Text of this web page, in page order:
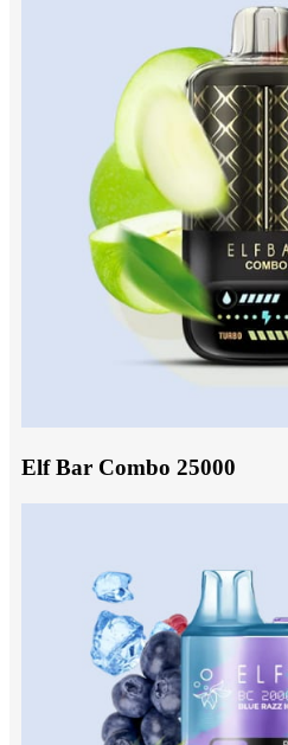
Elf Bar Combo 25000